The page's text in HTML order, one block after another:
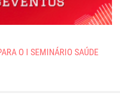
O I SEMINÁRIO SAÚDE